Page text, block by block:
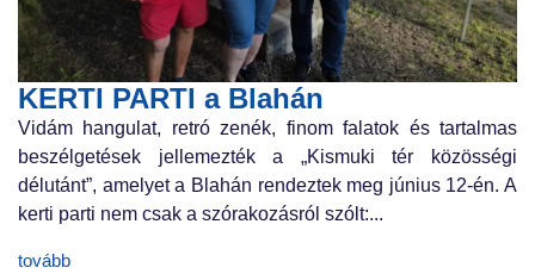
KERTI PARTI a Blahán
Vidám hangulat, retró zenék, finom falatok és tartalmas
beszélgetések jellemezték a „Kismuki tér közösségi
délutánt”, amelyet a Blahán rendeztek meg június 12-én. A
kerti parti nem csak a szórakozásról szólt:...
tovább